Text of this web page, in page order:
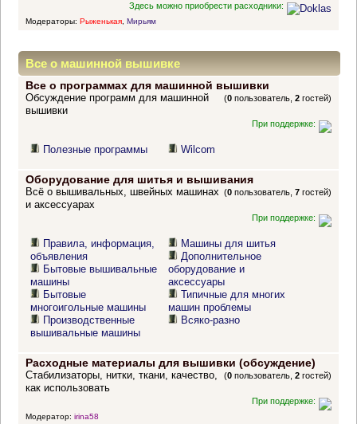
Здесь можно приобрести расходники:
Модераторы: Рыженькая, Мирьям
Все о машинной вышивке
Все о программах для машинной вышивки
(0 пользователь,2 гостей)
Обсуждение программ для машинной
вышивки
При поддержке:
Полезные программы Wilcom
Оборудование для шитья и вышивания
(0 пользователь,7 гостей)
Всё о вышивальных, швейных машинах
и аксессуарах
При поддержке:
Правила, информация,
объявления
Бытовые вышивальные
машины
Бытовые
многоигольные машины
Производственные
вышивальные машины
Машины для шитья
Дополнительное
оборудование и
аксессуары
Типичные для многих
машин проблемы
Всяко-разно
Расходные материалы для вышивки (обсуждение)
(0 пользователь,2 гостей)
Стабилизаторы, нитки, ткани, качество,
как использовать
При поддержке:
Модератор: irina58